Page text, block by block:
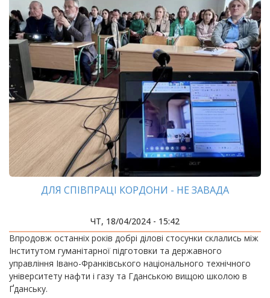
ДЛЯ СПІВПРАЦІ КОРДОНИ - НЕ ЗАВАДА
ЧТ, 18/04/2024 - 15:42
Впродовж останніх років добрі ділові стосунки склались між
Інститутом гуманітарної підготовки та державного
управління Івано-Франківського національного технічного
університету нафти і газу та Гданською вищою школою в
Ґданську.